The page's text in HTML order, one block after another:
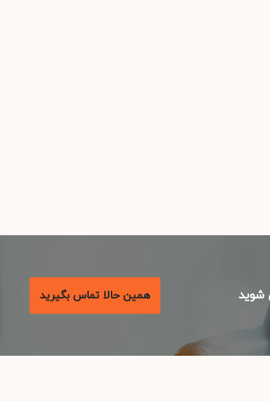
همین حالا تماس بگیرید